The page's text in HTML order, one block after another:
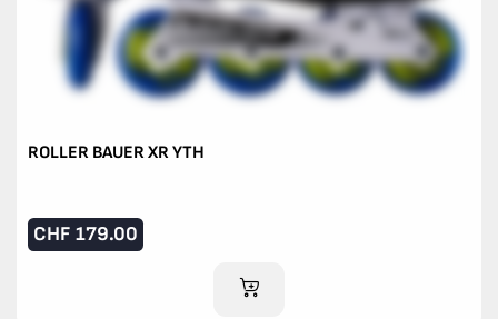
ROLLER BAUER XR YTH
CHF 179.00
AJOUTER AU PANIER